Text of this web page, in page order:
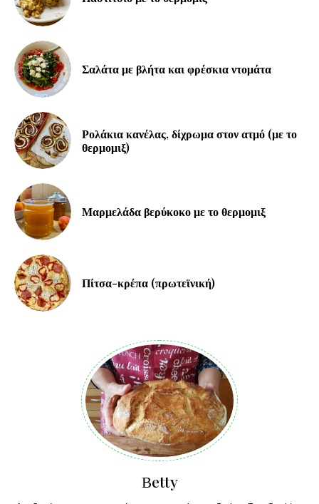
Σαλάτα με βλήτα και φρέσκια ντομάτα
Ρολάκια κανέλας, δίχρωμα στον ατμό (με το
θερμομιξ)
Μαρμελάδα βερύκοκο με το θερμομιξ
Πίτσα-κρέπα (πρωτεϊνική)
Βetty